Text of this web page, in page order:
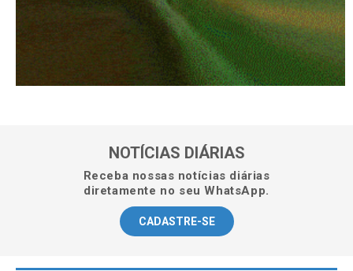
NOTÍCIAS DIÁRIAS
Receba nossas notícias diárias
diretamente no seu WhatsApp.
CADASTRE-SE